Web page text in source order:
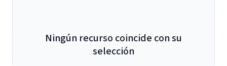
Ningún recurso coincide con su
selección